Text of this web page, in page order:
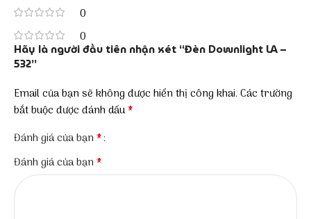
0
0
Hãy là người đầu tiên nhận xét “Đèn Downlight LA –
532”
Email của bạn sẽ không được hiển thị công khai. Các trường
bắt buộc được đánh dấu*
Đánh giá của bạn*
Đánh giá của bạn*